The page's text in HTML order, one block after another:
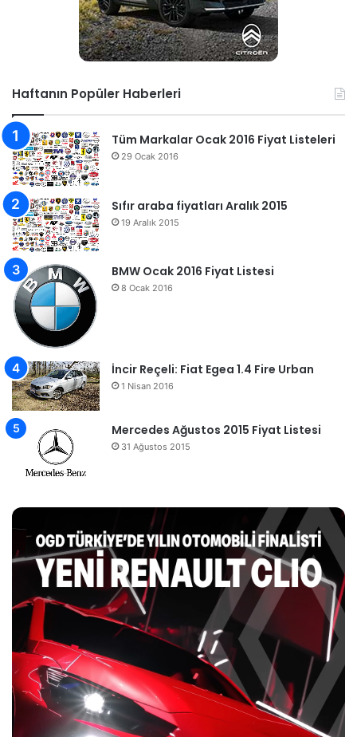
Haftanın Popüler Haberleri
Tüm Markalar Ocak 2016 Fiyat Listeleri
29 Ocak 2016
Sıfır araba fiyatları Aralık 2015
19 Aralık 2015
BMW Ocak 2016 Fiyat Listesi
8 Ocak 2016
İncir Reçeli: Fiat Egea 1.4 Fire Urban
1 Nisan 2016
Mercedes Ağustos 2015 Fiyat Listesi
31 Ağustos 2015